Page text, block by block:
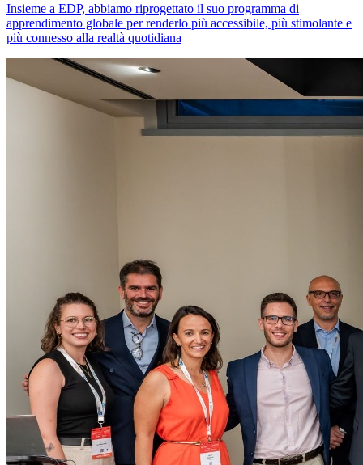
Insieme a EDP, abbiamo riprogettato il suo programma di
apprendimento globale per renderlo più accessibile, più stimolante e
più connesso alla realtà quotidiana